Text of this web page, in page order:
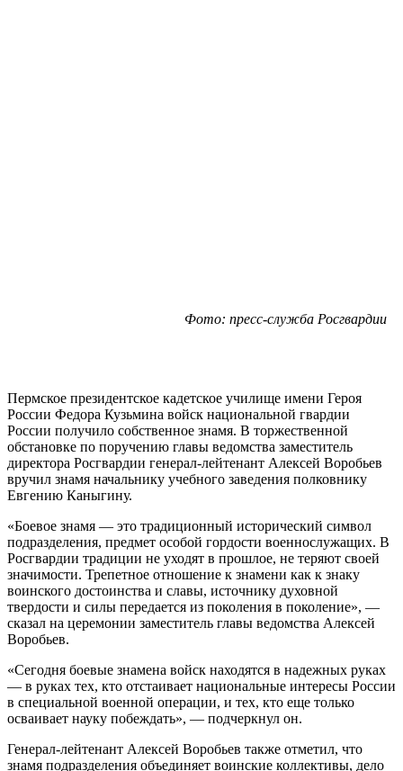
Фото: пресс-служба Росгвардии
Пермское президентское кадетское училище имени Героя
России Федора Кузьмина войск национальной гвардии
России получило собственное знамя. В торжественной
обстановке по поручению главы ведомства заместитель
директора Росгвардии генерал-лейтенант Алексей Воробьев
вручил знамя начальнику учебного заведения полковнику
Евгению Каныгину.
«Боевое знамя — это традиционный исторический символ
подразделения, предмет особой гордости военнослужащих. В
Росгвардии традиции не уходят в прошлое, не теряют своей
значимости. Трепетное отношение к знамени как к знаку
воинского достоинства и славы, источнику духовной
твердости и силы передается из поколения в поколение», —
сказал на церемонии заместитель главы ведомства Алексей
Воробьев.
«Сегодня боевые знамена войск находятся в надежных руках
— в руках тех, кто отстаивает национальные интересы России
в специальной военной операции, и тех, кто еще только
осваивает науку побеждать», — подчеркнул он.
Генерал-лейтенант Алексей Воробьев также отметил, что
знамя подразделения объединяет воинские коллективы, дело